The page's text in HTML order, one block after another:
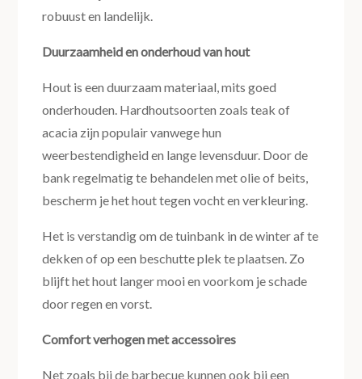
robuust en landelijk.
Duurzaamheid en onderhoud van hout
Hout is een duurzaam materiaal, mits goed
onderhouden. Hardhoutsoorten zoals teak of
acacia zijn populair vanwege hun
weerbestendigheid en lange levensduur. Door de
bank regelmatig te behandelen met olie of beits,
bescherm je het hout tegen vocht en verkleuring.
Het is verstandig om de tuinbank in de winter af te
dekken of op een beschutte plek te plaatsen. Zo
blijft het hout langer mooi en voorkom je schade
door regen en vorst.
Comfort verhogen met accessoires
Net zoals bij de barbecue kunnen ook bij een